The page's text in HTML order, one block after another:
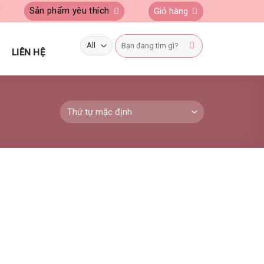
Sản phẩm yêu thích Giỏ hàng
LIÊN HỆ
Tìm
kiếm: